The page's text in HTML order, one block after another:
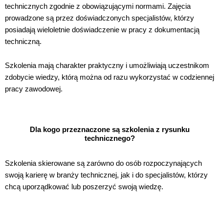
technicznych zgodnie z obowiązującymi normami. Zajęcia
prowadzone są przez doświadczonych specjalistów, którzy
posiadają wieloletnie doświadczenie w pracy z dokumentacją
techniczną.
Szkolenia mają charakter praktyczny i umożliwiają uczestnikom
zdobycie wiedzy, którą można od razu wykorzystać w codziennej
pracy zawodowej.
Dla kogo przeznaczone są szkolenia z rysunku
technicznego?
Szkolenia skierowane są zarówno do osób rozpoczynających
swoją karierę w branży technicznej, jak i do specjalistów, którzy
chcą uporządkować lub poszerzyć swoją wiedzę.